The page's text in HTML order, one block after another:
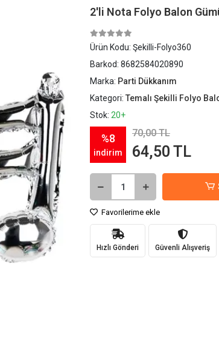
2'li Nota Folyo Balon
Ürün Kodu: Şekilli-Folyo360
Barkod: 8682584020890
Marka: Parti Dükkanım
Kategori: Temalı Şekilli Folyo
Stok: 20+
%8
indirim
70,00 TL
64,50 TL
Favorilerime ekle
Hızlı Gönderi Güvenli Alışveriş